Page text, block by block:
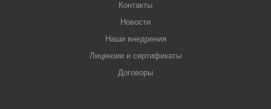
Контакты
Новости
Наши внедрения
Лицензии и сертификаты
Договоры